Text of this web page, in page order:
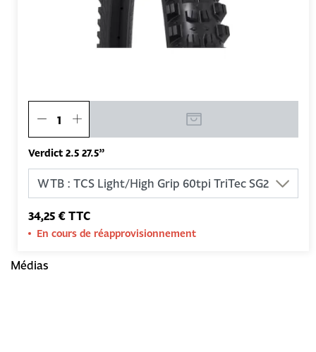
Verdict 2.5 27.5”
34,25 € TTC
En cours de réapprovisionnement
Médias